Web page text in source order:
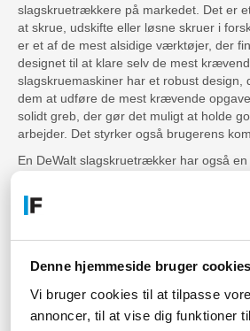
Denne hjemmeside bruger cookies
Vi bruger cookies til at tilpasse
annoncer, til at vise dig funktioner
slagskruetrækkere på markedet. Det er
at skrue, udskifte eller løsne skruer i
er et af de mest alsidige værktøjer, der
designet til at klare selv de mest
slagskruemaskiner har et robust design,
dem at udføre de mest krævende
solidt greb, der gør det muligt at holde
arbejder. Det styrker også brugerens
En DeWalt slagskruetrækker har også
forskellige materialer, herunder træ,
designet til at håndtere de mest
med en række avancerede funktioner.
forskellige skruestørrelser og en variabel
der gør det muligt at justere hastighed